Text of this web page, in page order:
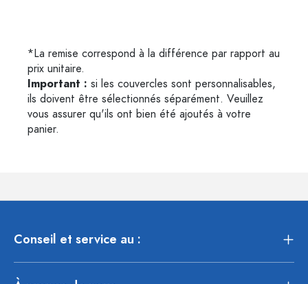
*La remise correspond à la différence par rapport au
prix unitaire.
Important : si les couvercles sont personnalisables,
ils doivent être sélectionnés séparément. Veuillez
vous assurer qu'ils ont bien été ajoutés à votre
panier.
Conseil et service au :